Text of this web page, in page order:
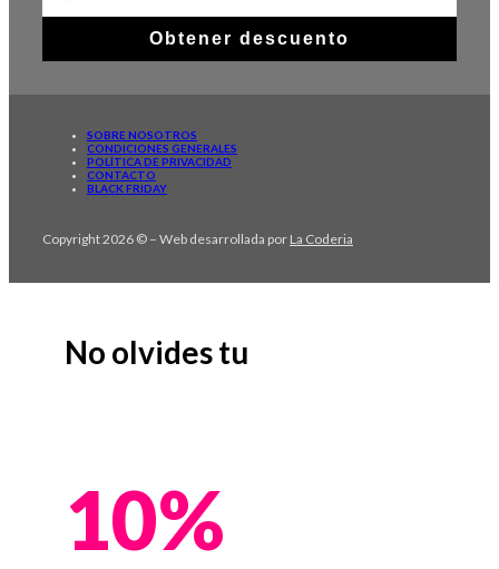
Obtener descuento
SOBRE NOSOTROS
CONDICIONES GENERALES
POLÍTICA DE PRIVACIDAD
CONTACTO
BLACK FRIDAY
Copyright 2026 © – Web desarrollada por La Coderia
No olvides tu
10%